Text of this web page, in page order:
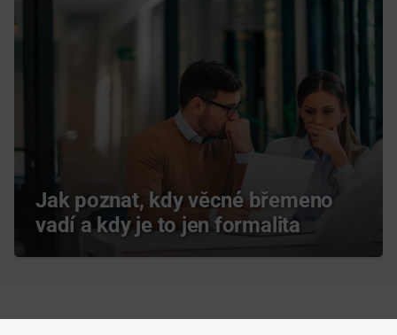
Jak poznat, kdy věcné břemeno
vadí a kdy je to jen formalita